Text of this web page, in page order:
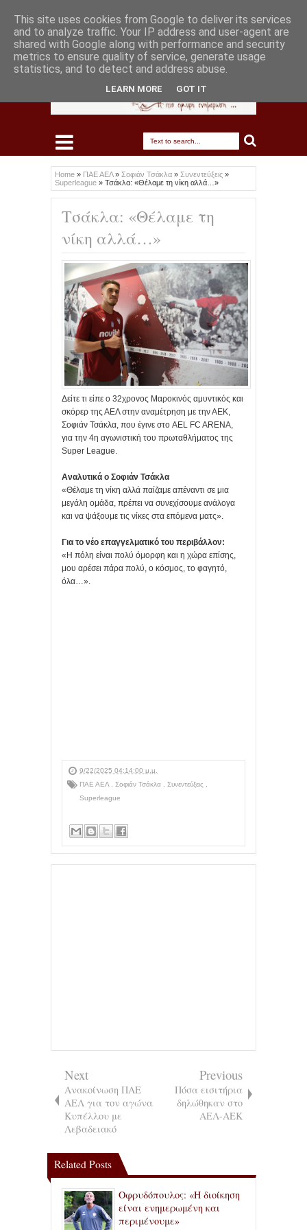
Home » ΠΑΕ ΑΕΛ» Σοφιάν Τσάκλα » Συνεντεύξεις »
Superleague » Τσάκλα: «Θέλαμε τη νίκη αλλά…»
Τσάκλα: «Θέλαμε τη
νίκη αλλά…»
Δείτε τι είπε ο 32χρονος Μαροκινός αμυντικός και
σκόρερ της ΑΕΛ στην αναμέτρηση με την ΑΕΚ,
Σοφιάν Τσάκλα, που έγινε στο AEL FC ARENA,
για την 4η αγωνιστική του πρωταθλήματος της
Super League.
Αναλυτικά ο Σοφιάν Τσάκλα
«Θέλαμε τη νίκη αλλά παίζαμε απέναντι σε μια
μεγάλη ομάδα, πρέπει να συνεχίσουμε ανάλογα
και να ψάξουμε τις νίκες στα επόμενα ματς».
Για το νέο επαγγελματικό του περιβάλλον:
«Η πόλη είναι πολύ όμορφη και η χώρα επίσης,
μου αρέσει πάρα πολύ, ο κόσμος, το φαγητό,
όλα…».
9/22/2025 04:14:00 μ.μ.
ΠΑΕ ΑΕΛ
Σοφιάν Τσάκλα Συνεντεύξεις
Superleague
Next
Ανακοίνωση ΠΑΕ
ΑΕΛ για τον αγώνα
Κυπέλλου με
Λεβαδειακό
Previous
Πόσα εισιτήρια
δηλώθηκαν στο
ΑΕΛ-ΑΕΚ
Related Posts
Οφρυδόπουλος: «Η διοίκηση
είναι ενημερωμένη και
περιμένουμε»
This site uses cookies from Google to deliver its services
and to analyze traffic. Your IP address and user-agent are
shared with Google along with performance and security
metrics to ensure quality of service, generate usage
statistics, and to detect and address abuse.
LEARN MORE GOT IT